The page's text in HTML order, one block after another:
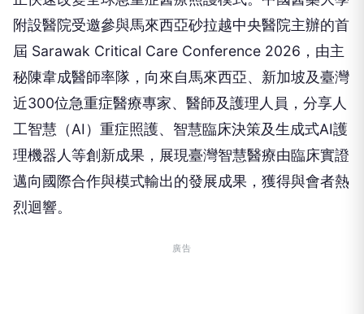
附設醫院受邀參與馬來西亞砂拉越中央醫院主辦的首
屆 Sarawak Critical Care Conference 2026，由主
秘陳韋成醫師率隊，向來自馬來西亞、新加坡及臺灣
近300位急重症醫療專家、醫師及護理人員，分享人
工智慧（AI）重症照護、智慧臨床決策及生成式AI護
理機器人等創新成果，展現臺灣智慧醫療由臨床實證
邁向國際合作與模式輸出的發展成果，獲得與會者熱
烈迴響。
廣告